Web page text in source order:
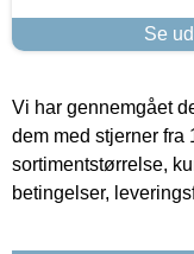
Se
Vi har gennemgået
dem med stjerner fra
sortimentstørrelse,
betingelser,